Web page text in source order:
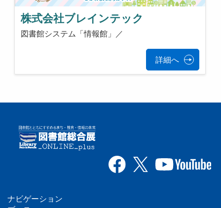
株式会社ブレインテック
図書館システム「情報館」／
詳細へ
ナビゲーション